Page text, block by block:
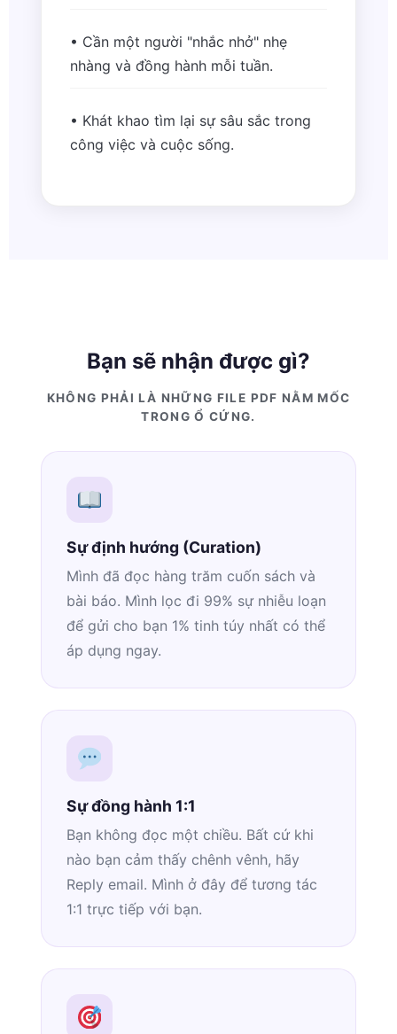
• Cần một người "nhắc nhở" nhẹ
nhàng và đồng hành mỗi tuần.
• Khát khao tìm lại sự sâu sắc trong
công việc và cuộc sống.
Bạn sẽ nhận được gì?
KHÔNG PHẢI LÀ NHỮNG FILE PDF NẰM MỐC
TRONG Ổ CỨNG.
Sự định hướng (Curation)
Mình đã đọc hàng trăm cuốn sách và
bài báo. Mình lọc đi 99% sự nhiễu loạn
để gửi cho bạn 1% tinh túy nhất có thể
áp dụng ngay.
Sự đồng hành 1:1
Bạn không đọc một chiều. Bất cứ khi
nào bạn cảm thấy chênh vênh, hãy
Reply email. Mình ở đây để tương tác
1:1 trực tiếp với bạn.